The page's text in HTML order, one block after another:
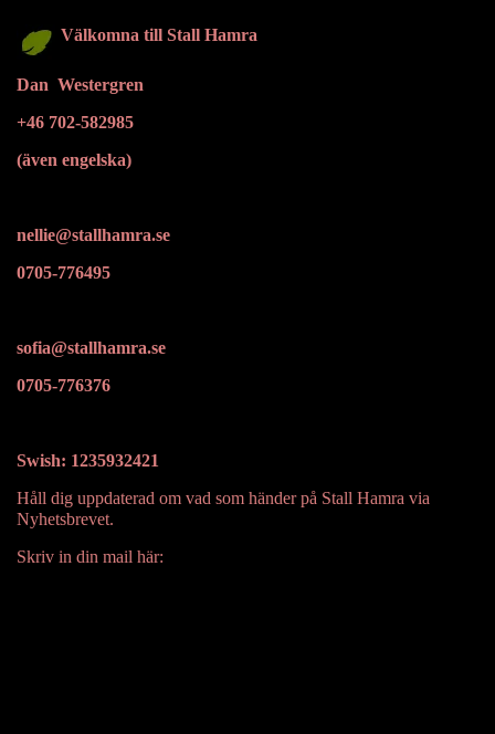
Välkomna till Stall Hamra
Dan Westergren
+46 702-582985
(även engelska)
nellie@stallhamra.se
0705-776495
sofia@stallhamra.se
0705-776376
Swish: 1235932421
Håll dig uppdaterad om vad som händer på Stall Hamra via
Nyhetsbrevet.
Skriv in din mail här: